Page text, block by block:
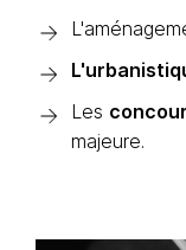
Les
majeure.